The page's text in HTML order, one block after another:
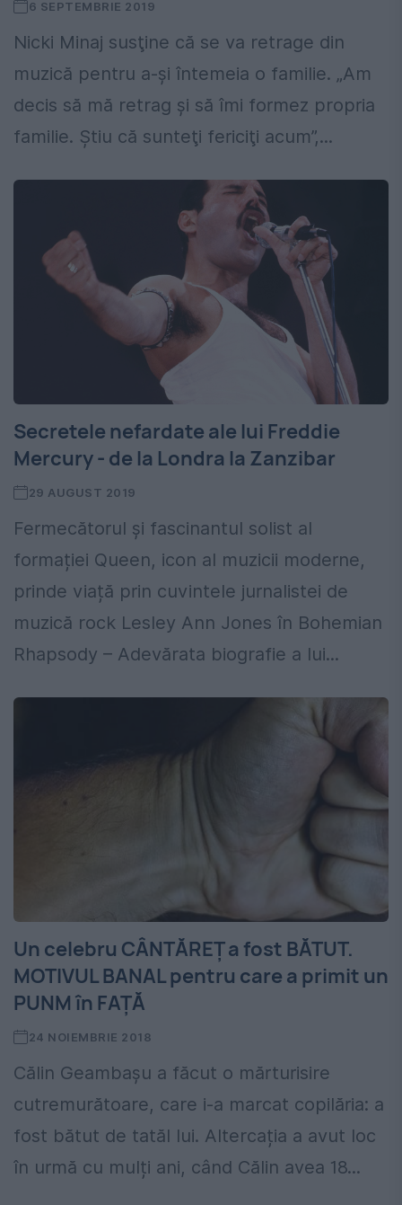
6 SEPTEMBRIE 2019
Nicki Minaj susţine că se va retrage din
muzică pentru a-şi întemeia o familie. „Am
decis să mă retrag şi să îmi formez propria
familie. Ştiu că sunteţi fericiţi acum”,...
Secretele nefardate ale lui Freddie
Mercury - de la Londra la Zanzibar
29 AUGUST 2019
Fermecătorul și fascinantul solist al
formației Queen, icon al muzicii moderne,
prinde viață prin cuvintele jurnalistei de
muzică rock Lesley Ann Jones în Bohemian
Rhapsody – Adevărata biografie a lui...
Un celebru CÂNTĂREȚ a fost BĂTUT.
MOTIVUL BANAL pentru care a primit un
PUNM în FAȚĂ
24 NOIEMBRIE 2018
Călin Geambașu a făcut o mărturisire
cutremurătoare, care i-a marcat copilăria: a
fost bătut de tatăl lui. Altercația a avut loc
în urmă cu mulți ani, când Călin avea 18...